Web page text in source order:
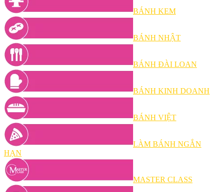
BÁNH KEM
BÁNH NHẬT
BÁNH ĐÀI LOAN
BÁNH KINH DOANH
BÁNH VIỆT
LÀM BÁNH NGẮN
HẠN
MASTER CLASS